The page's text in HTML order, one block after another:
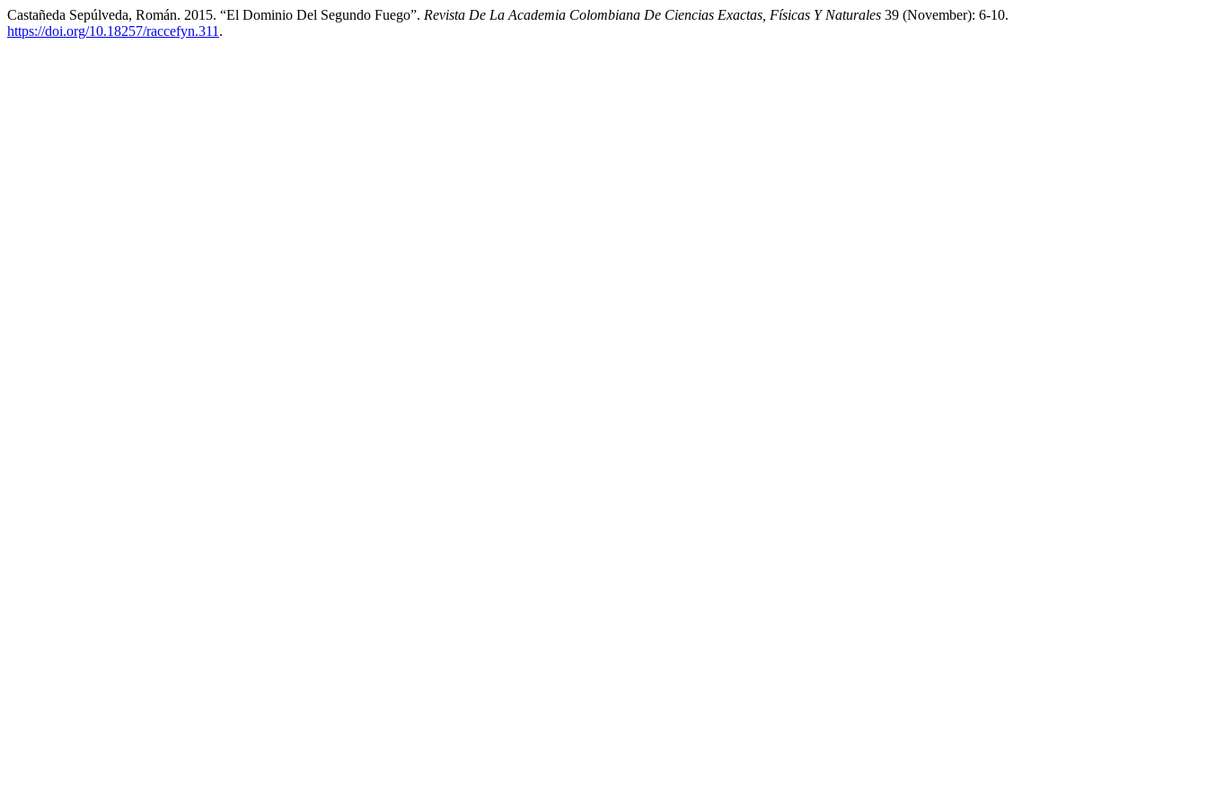
Castañeda Sepúlveda, Román. 2015. “El Dominio Del Segundo Fuego”. Revista De La Academia Colombiana De Ciencias Exactas, Físicas Y Naturales 39 (November): 6-10.
https://doi.org/10.18257/raccefyn.311 .